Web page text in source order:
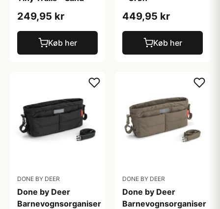
249,95 kr
Køb her
449,95 kr
Køb her
DONE BY DEER
Done by Deer
Barnevognsorganiser
DONE BY DEER
Done by Deer
Barnevognsorganiser